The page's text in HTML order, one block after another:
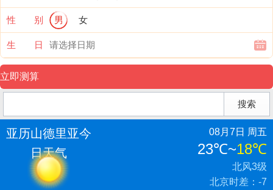
性 别 男 女
生 日
亚历山德里亚今
日天气
08月7日 周五
23℃~18℃
北风3级
北京时差：-7